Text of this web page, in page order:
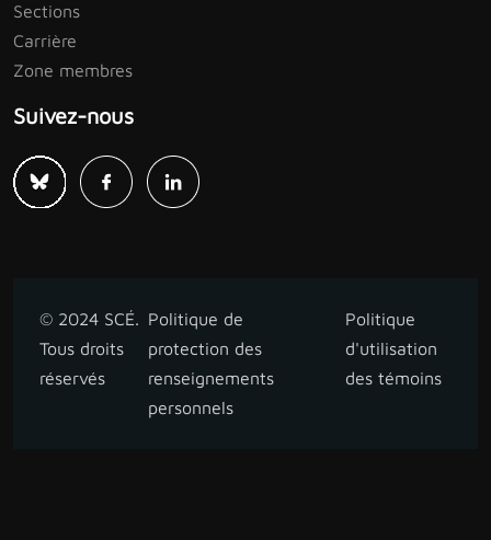
Sections
Carrière
Zone membres
Suivez-nous
© 2024 SCÉ.
Tous droits
réservés
Politique de
protection des
renseignements
personnels
Politique
d'utilisation
des témoins